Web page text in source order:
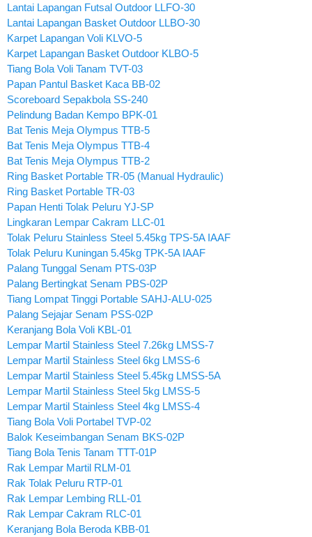
Lantai Lapangan Futsal Outdoor LLFO-30
Lantai Lapangan Basket Outdoor LLBO-30
Karpet Lapangan Voli KLVO-5
Karpet Lapangan Basket Outdoor KLBO-5
Tiang Bola Voli Tanam TVT-03
Papan Pantul Basket Kaca BB-02
Scoreboard Sepakbola SS-240
Pelindung Badan Kempo BPK-01
Bat Tenis Meja Olympus TTB-5
Bat Tenis Meja Olympus TTB-4
Bat Tenis Meja Olympus TTB-2
Ring Basket Portable TR-05 (Manual Hydraulic)
Ring Basket Portable TR-03
Papan Henti Tolak Peluru YJ-SP
Lingkaran Lempar Cakram LLC-01
Tolak Peluru Stainless Steel 5.45kg TPS-5A IAAF
Tolak Peluru Kuningan 5.45kg TPK-5A IAAF
Palang Tunggal Senam PTS-03P
Palang Bertingkat Senam PBS-02P
Tiang Lompat Tinggi Portable SAHJ-ALU-025
Palang Sejajar Senam PSS-02P
Keranjang Bola Voli KBL-01
Lempar Martil Stainless Steel 7.26kg LMSS-7
Lempar Martil Stainless Steel 6kg LMSS-6
Lempar Martil Stainless Steel 5.45kg LMSS-5A
Lempar Martil Stainless Steel 5kg LMSS-5
Lempar Martil Stainless Steel 4kg LMSS-4
Tiang Bola Voli Portabel TVP-02
Balok Keseimbangan Senam BKS-02P
Tiang Bola Tenis Tanam TTT-01P
Rak Lempar Martil RLM-01
Rak Tolak Peluru RTP-01
Rak Lempar Lembing RLL-01
Rak Lempar Cakram RLC-01
Keranjang Bola Beroda KBB-01